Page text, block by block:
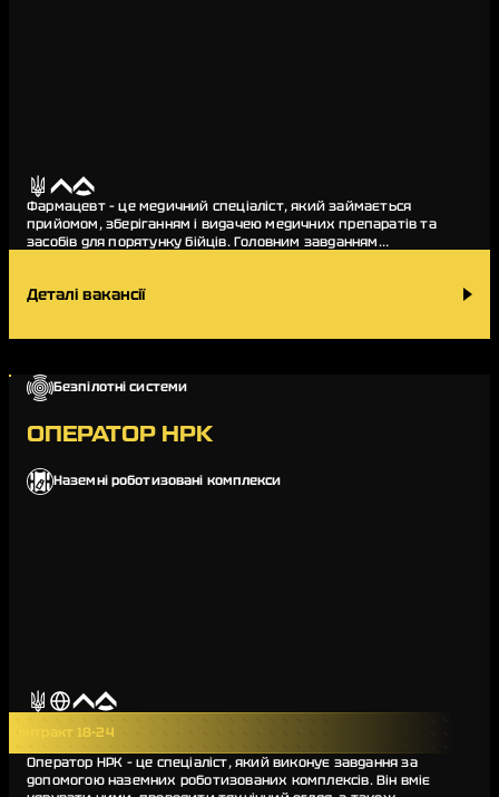
Фармацевт – це медичний спеціаліст, який займається
прийомом, зберіганням і видачею медичних препаратів та
засобів для порятунку бійців. Головним завданням
Деталі вакансії
Безпілотні системи
ОПЕРАТОР НРК
Наземні роботизовані комплекси
Контракт 18-24
Оператор НРК – це спеціаліст, який виконує завдання за
допомогою наземних роботизованих комплексів. Він вміє